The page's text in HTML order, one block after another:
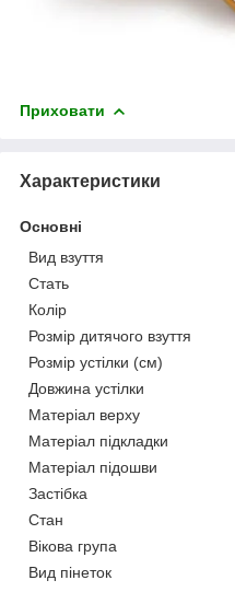
Приховати
Характеристики
Основні
Вид взуття
Стать
Колір
Розмір дитячого взуття
Розмір устілки (см)
Довжина устілки
Матеріал верху
Матеріал підкладки
Матеріал підошви
Застібка
Стан
Вікова група
Вид пінеток